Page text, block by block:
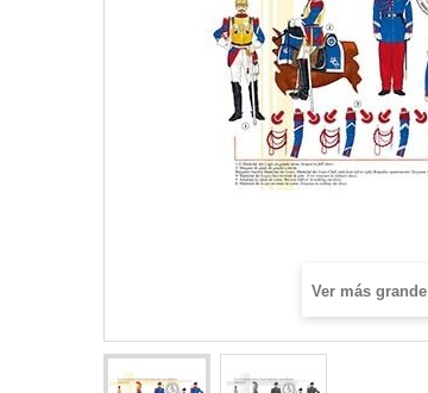
Ver más grande